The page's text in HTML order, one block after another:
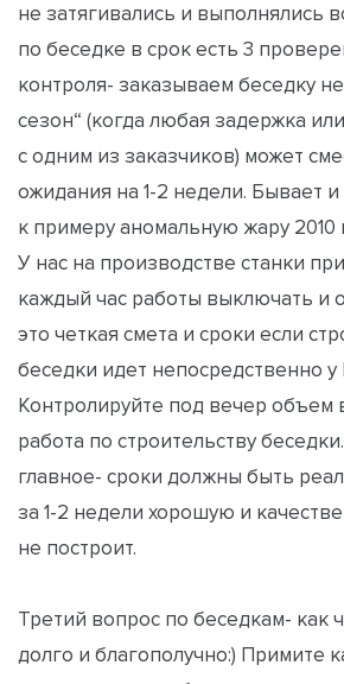
не затягивались и выполнялись
по беседке в срок есть 3
контроля- заказываем беседку
сезон“ (когда любая задержка
с одним из заказчиков) может
ожидания на 1-2 недели. Бывает
к примеру аномальную жару 2010
У нас на производстве станки
каждый час работы выключать и
это четкая смета и сроки если
беседки идет непосредственно у
Контролируйте под вечер объем
работа по строительству
главное- сроки должны быть
за 1-2 недели хорошую и
не построит.
Третий вопрос по беседкам- как
долго и благополучно:) Примите